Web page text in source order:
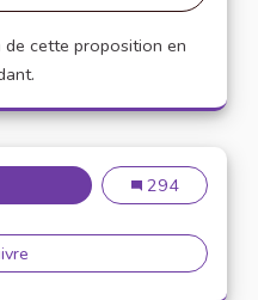
cette proposition en
EN PLACE DEMise en place
294
Mise en place de référents